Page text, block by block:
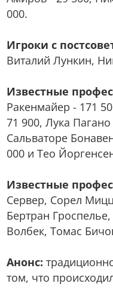
000.
Игроки с
Виталий Лункин,
Известные
Ракенмайер - 171
71 900, Лука
Сальваторе
000 и Тео
Известные
Сервер, Сорел
Бертран
Волбек, Томас
Анонс:
том, что